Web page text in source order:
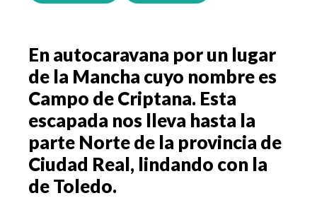
En autocaravana por un lugar
de la Mancha cuyo nombre es
Campo de Criptana. Esta
escapada nos lleva hasta la
parte Norte de la provincia de
Ciudad Real, lindando con la
de Toledo.